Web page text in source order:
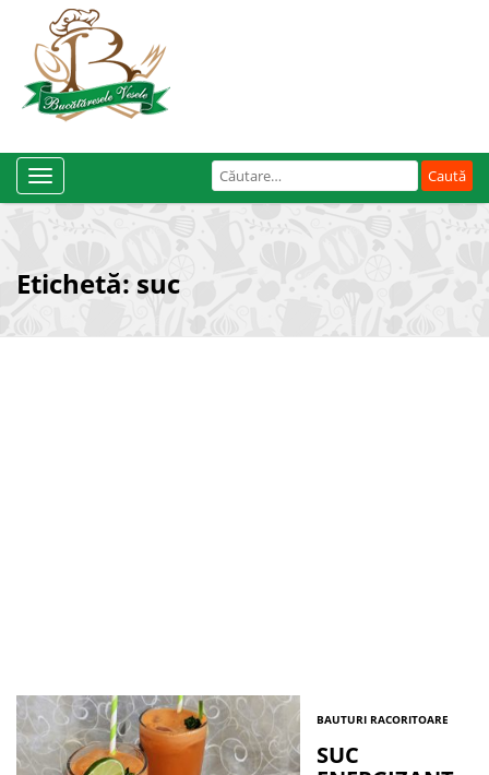
Caută
după:
Toggle
Navigation
Etichetă: suc
BAUTURI RACORITOARE
SUC